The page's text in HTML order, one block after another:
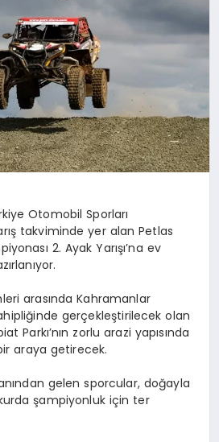
Otomobil Sporları
takviminde yer alan Petlas
2. Ayak Yarışı’na ev
arasında Kahramanlar
gerçekleştirilecek olan
Parkı’nın zorlu arazi yapısında
araya getirecek.
gelen sporcular, doğayla
şampiyonluk için ter